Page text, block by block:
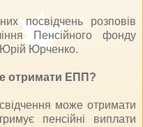
посвідчень розповів
Пенсійного фонду
Юрій Юрченко.
отримати ЕПП?
може отримати
пенсійні виплати